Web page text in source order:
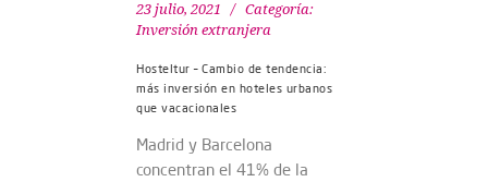
23 julio, 2021
Categoría:
Inversión extranjera
Hosteltur – Cambio de tendencia:
más inversión en hoteles urbanos
que vacacionales
Madrid y Barcelona
concentran el 41% de la